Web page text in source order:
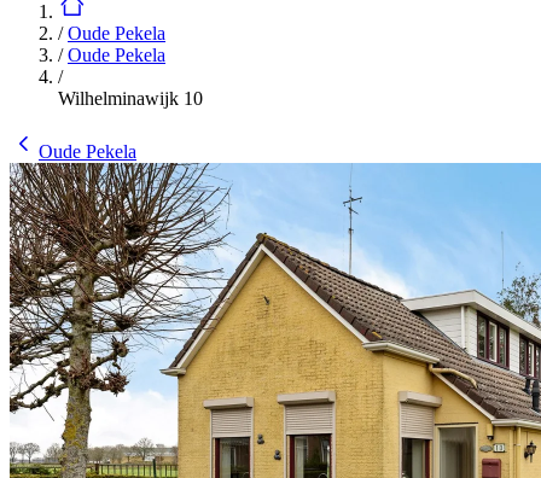
/Oude Pekela
/Oude Pekela
/
Wilhelminawijk 10
Oude Pekela